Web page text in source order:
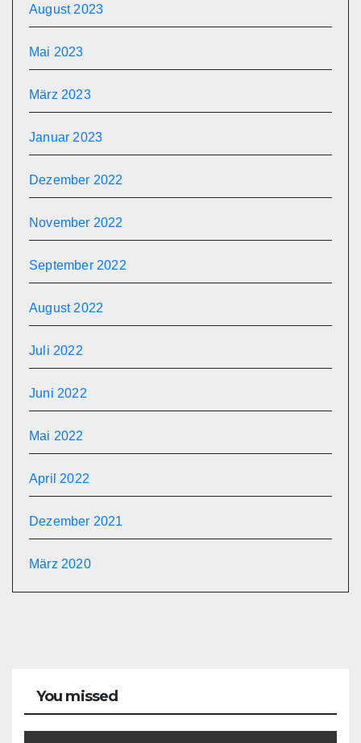
August 2023
Mai 2023
März 2023
Januar 2023
Dezember 2022
November 2022
September 2022
August 2022
Juli 2022
Juni 2022
Mai 2022
April 2022
Dezember 2021
März 2020
You missed